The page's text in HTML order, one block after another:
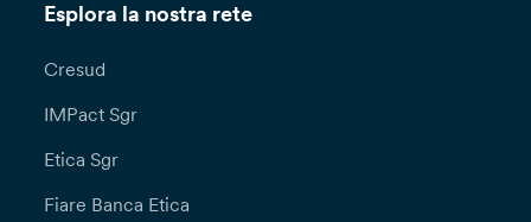
Esplora la nostra rete
Cresud
IMPact Sgr
Etica Sgr
Fiare Banca Etica